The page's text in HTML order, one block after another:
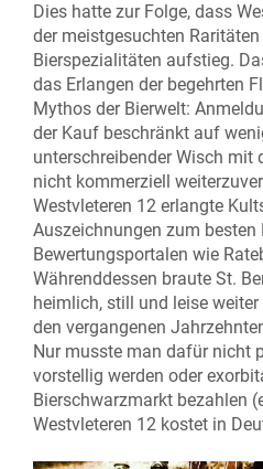
Dies hatte zur Folge, dass
der meistgesuchten
Bierspezialitäten aufstieg.
das Erlangen der begehrten
Mythos der Bierwelt:
der Kauf beschränkt auf
unterschreibender Wisch mit
nicht kommerziell
Westvleteren 12 erlangte
Auszeichnungen zum besten
Bewertungsportalen wie
Währenddessen braute St.
heimlich, still und leise weiter
den vergangenen
Nur musste man dafür nicht
vorstellig werden oder
Bierschwarzmarkt bezahlen
Westvleteren 12 kostet in